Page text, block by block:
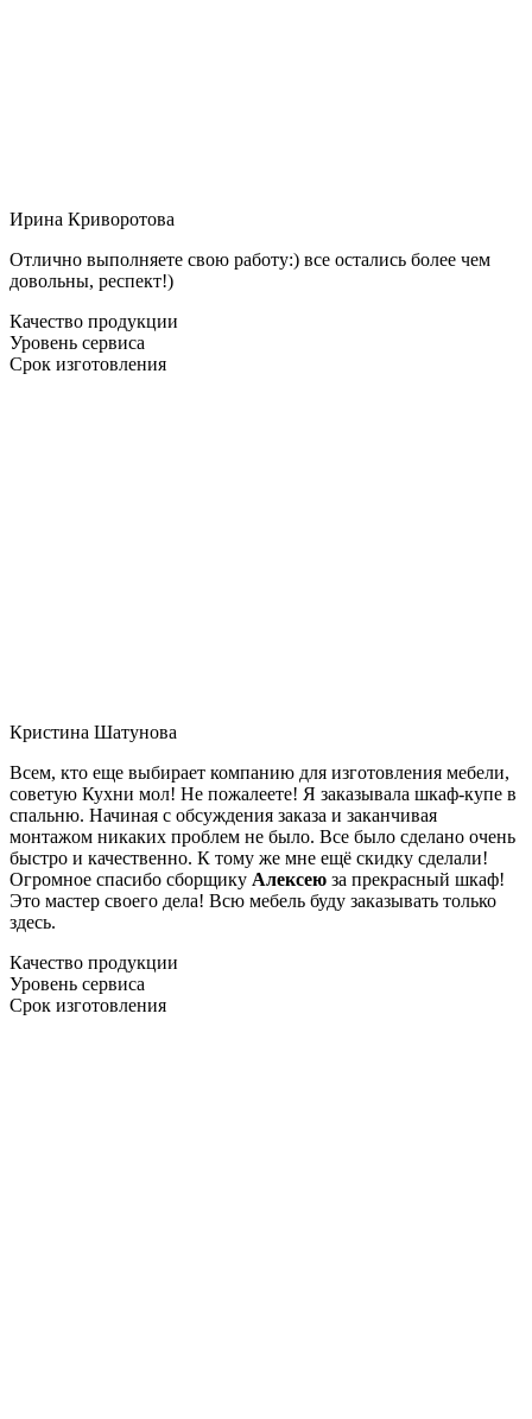
Ирина Криворотова
Отлично выполняете свою работу:) все остались более чем
довольны, респект!)
Качество продукции
Уровень сервиса
Срок изготовления
Кристина Шатунова
Всем, кто еще выбирает компанию для изготовления мебели,
советую Кухни мол! Не пожалеете! Я заказывала шкаф-купе в
спальню. Начиная с обсуждения заказа и заканчивая
монтажом никаких проблем не было. Все было сделано очень
быстро и качественно. К тому же мне ещё скидку сделали!
Огромное спасибо сборщику Алексею за прекрасный шкаф!
Это мастер своего дела! Всю мебель буду заказывать только
здесь.
Качество продукции
Уровень сервиса
Срок изготовления